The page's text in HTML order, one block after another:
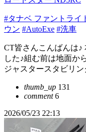
#タナベ ファントライ
ウン #AutoExe #洗車
CT皆さんこんばんは♪
した♪組む前は地面か
ジャスタースタビリン
thumb_up 131
comment6
2026/05/23 22:13